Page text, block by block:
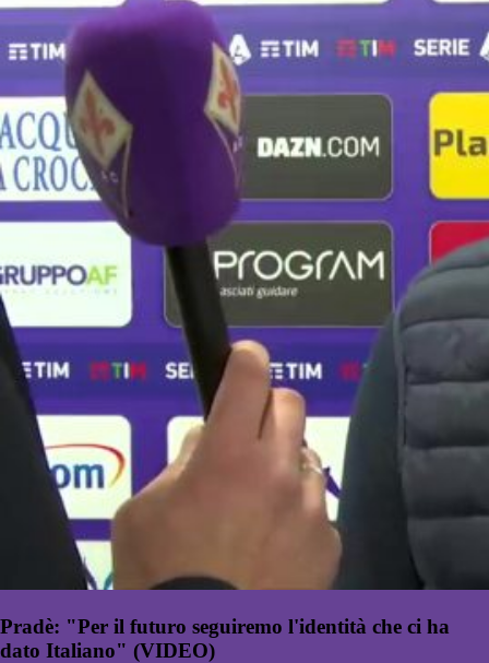
Pradè: "Per il futuro seguiremo l'identità che ci ha
dato Italiano" (VIDEO)